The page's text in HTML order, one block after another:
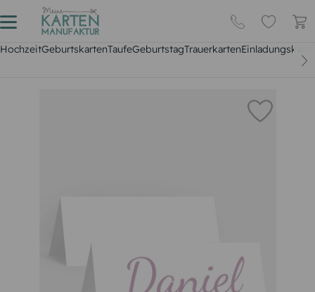
HochzeitGeburtskartenTaufeGeburtstagTrauerkarten